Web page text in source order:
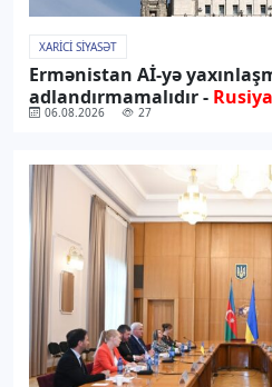
XARICI SIYASƏT
Ermənistan Aİ-yə
adlandırmamalıdır -
06.08.2026 27